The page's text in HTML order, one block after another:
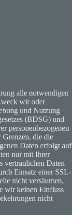
alle notwendigen
wir oder
und Nutzung
(BDSG) und
personenbezogenen
Grenzen, die die
Daten erfolgt auf
nur mit Ihrer
vertraulichen Daten
Einsatz einer SSL-
nicht versäumen,
wir keinen Einfluss
nicht